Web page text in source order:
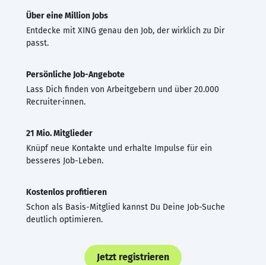
Über eine Million Jobs
Entdecke mit XING genau den Job, der wirklich zu Dir
passt.
Persönliche Job-Angebote
Lass Dich finden von Arbeitgebern und über 20.000
Recruiter·innen.
21 Mio. Mitglieder
Knüpf neue Kontakte und erhalte Impulse für ein
besseres Job-Leben.
Kostenlos profitieren
Schon als Basis-Mitglied kannst Du Deine Job-Suche
deutlich optimieren.
Jetzt registrieren